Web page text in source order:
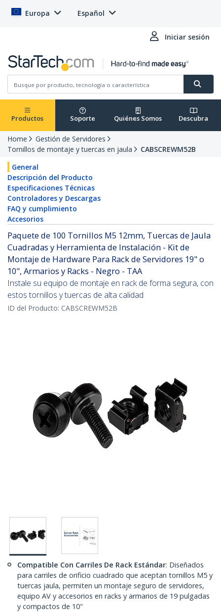
Europa Español
Iniciar sesión
Productos Soporte Quiénes Somos Descubra
Home
Gestión de Servidores
Tornillos de montaje y tuercas en jaula
CABSCREWM52B
General
Descripción del Producto
Especificaciones Técnicas
Controladores y Descargas
FAQ y cumplimiento
Accesorios
Paquete de 100 Tornillos M5 12mm, Tuercas de Jaula
Cuadradas y Herramienta de Instalación - Kit de
Montaje de Hardware Para Rack de Servidores 19" o
10", Armarios y Racks - Negro - TAA
Instale su equipo de montaje en rack de forma segura, con
estos tornillos y tuercas de alta calidad
ID del Producto: CABSCREWM52B
Compatible Con Carriles De Rack Estándar: Diseñados
para carriles de orificio cuadrado que aceptan tornillos M5 y
tuercas jaula, permiten un montaje seguro de servidores,
equipo AV y accesorios en racks y armarios de 19 pulgadas
y compactos de 10"